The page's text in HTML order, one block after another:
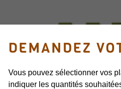
DEMANDEZ
Vous pouvez sélectionner vos
indiquer les quantités